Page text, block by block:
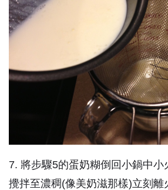
7. 將步驟5的蛋奶糊倒回小鍋中小
攪拌至濃稠(像美奶滋那樣)立刻離